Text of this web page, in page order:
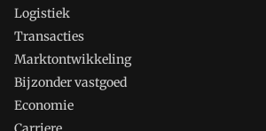
Logistiek
Transacties
Marktontwikkeling
Bijzonder vastgoed
Economie